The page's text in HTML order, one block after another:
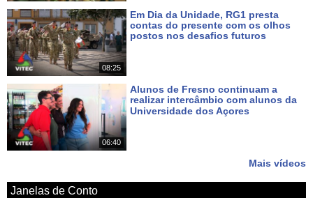
08:25
Em Dia da Unidade, RG1 presta
contas do presente com os olhos
postos nos desafios futuros
06:40
Alunos de Fresno continuam a
realizar intercâmbio com alunos da
Universidade dos Açores
Mais vídeos
Janelas de Conto